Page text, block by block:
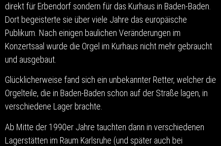
direkt für Erbendorf sondern für das Kurhaus in Baden-Baden.
Dort begeisterte sie über viele Jahre das europäische
Publikum. Nach einigen baulichen Veränderungen im
Konzertsaal wurde die Orgel im Kurhaus nicht mehr gebraucht
und ausgebaut.
Glücklicherweise fand sich ein unbekannter Retter, welcher die
Orgelteile, die in Baden-Baden schon auf der Straße lagen, in
verschiedene Lager brachte.
Ab Mitte der 1990er Jahre tauchten dann in verschiedenen
Lagerstätten im Raum Karlsruhe (und später auch bei